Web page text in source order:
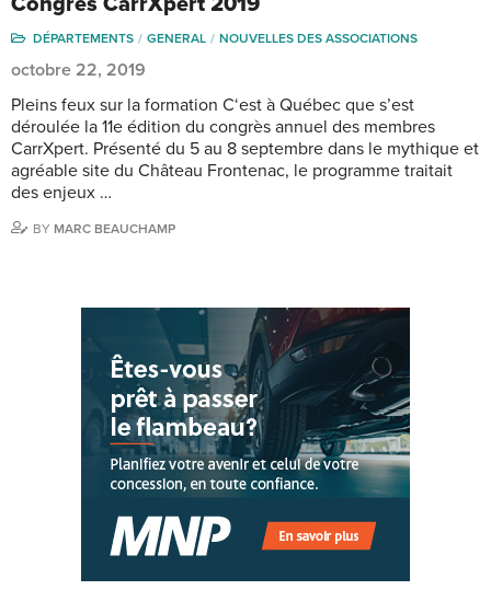
DÉPARTEMENTS GENERAL NOUVELLES DES ASSOCIATIONS
octobre 22, 2019
Pleins feux sur la formation C‘est à Québec que s’est
déroulée la 11e édition du congrès annuel des membres
CarrXpert. Présenté du 5 au 8 septembre dans le mythique et
agréable site du Château Frontenac, le programme traitait
des enjeux …
BY MARC BEAUCHAMP